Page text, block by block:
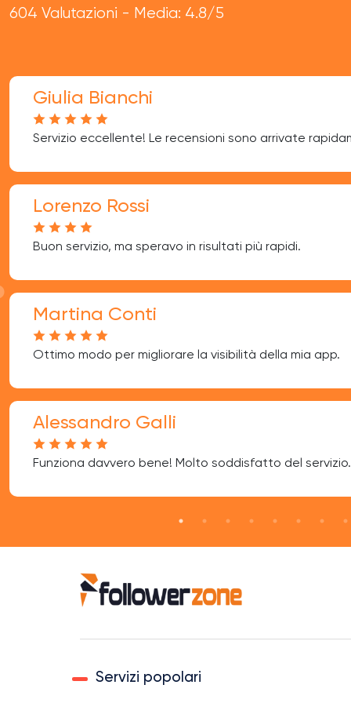
604 Valutazioni - Media: 4.8/5
Giulia Bianchi
Servizio eccellente! Le recensioni sono arrivate
Lorenzo Rossi
Buon servizio, ma speravo in risultati più rapidi.
Martina Conti
Ottimo modo per migliorare la visibilità della mia app.
Alessandro Galli
Funziona davvero bene! Molto soddisfatto del servizio.
Servizi popolari